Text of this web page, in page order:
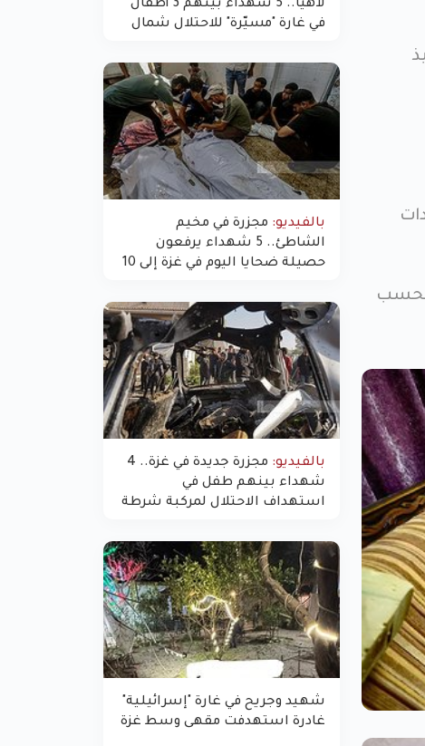
بحسب
لاهيا.. 5 شهداء بينهم 3 أطفال
في غارة "مسيّرة" للاحتلال شمال
بالفيديو: مجزرة في مخيم
الشاطئ.. 5 شهداء يرفعون
حصيلة ضحايا اليوم في غزة إلى 10
بالفيديو:
مجزرة جديدة في غزة.. 4
شهداء بينهم طفل في
استهداف الاحتلال لمركبة شرطة
شهيد وجريح في غارة "إسرائيلية"
غادرة استهدفت مقهى وسط غزة